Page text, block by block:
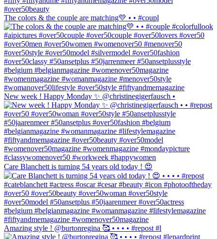
The colors & the couple are matching💛 • • #coupl
New week ! Happy Monday ✨ @christinegigerfausch •
Care Blanchett is turning 54 years old today ! 😍
Amazing style ! @burtonregina 🥰 • • • • #repost #l